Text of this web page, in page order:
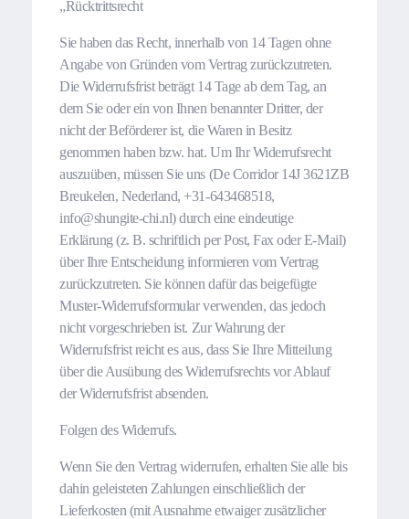
„Rücktrittsrecht
Sie haben das Recht, innerhalb von 14 Tagen ohne
Angabe von Gründen vom Vertrag zurückzutreten.
Die Widerrufsfrist beträgt 14 Tage ab dem Tag, an
dem Sie oder ein von Ihnen benannter Dritter, der
nicht der Beförderer ist, die Waren in Besitz
genommen haben bzw. hat. Um Ihr Widerrufsrecht
auszuüben, müssen Sie uns (De Corridor 14J 3621ZB
Breukelen, Nederland, +31-643468518,
info@shungite-chi.nl) durch eine eindeutige
Erklärung (z. B. schriftlich per Post, Fax oder E-Mail)
über Ihre Entscheidung informieren vom Vertrag
zurückzutreten. Sie können dafür das beigefügte
Muster-Widerrufsformular verwenden, das jedoch
nicht vorgeschrieben ist. Zur Wahrung der
Widerrufsfrist reicht es aus, dass Sie Ihre Mitteilung
über die Ausübung des Widerrufsrechts vor Ablauf
der Widerrufsfrist absenden.
Folgen des Widerrufs.
Wenn Sie den Vertrag widerrufen, erhalten Sie alle bis
dahin geleisteten Zahlungen einschließlich der
Lieferkosten (mit Ausnahme etwaiger zusätzlicher